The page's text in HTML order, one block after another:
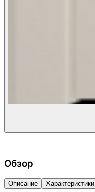
Обзор
Описание Характеристики